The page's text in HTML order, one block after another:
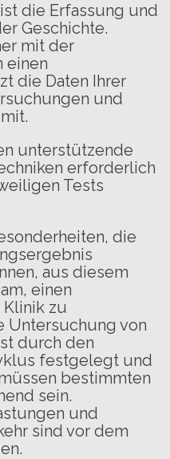
die Erfassung und
Geschichte.
mit der
einen
die Daten Ihrer
und
unterstützende
erforderlich
Tests
die
aus diesem
einen
zu
Untersuchung von
durch den
festgelegt und
bestimmten
sein.
und
sind vor dem